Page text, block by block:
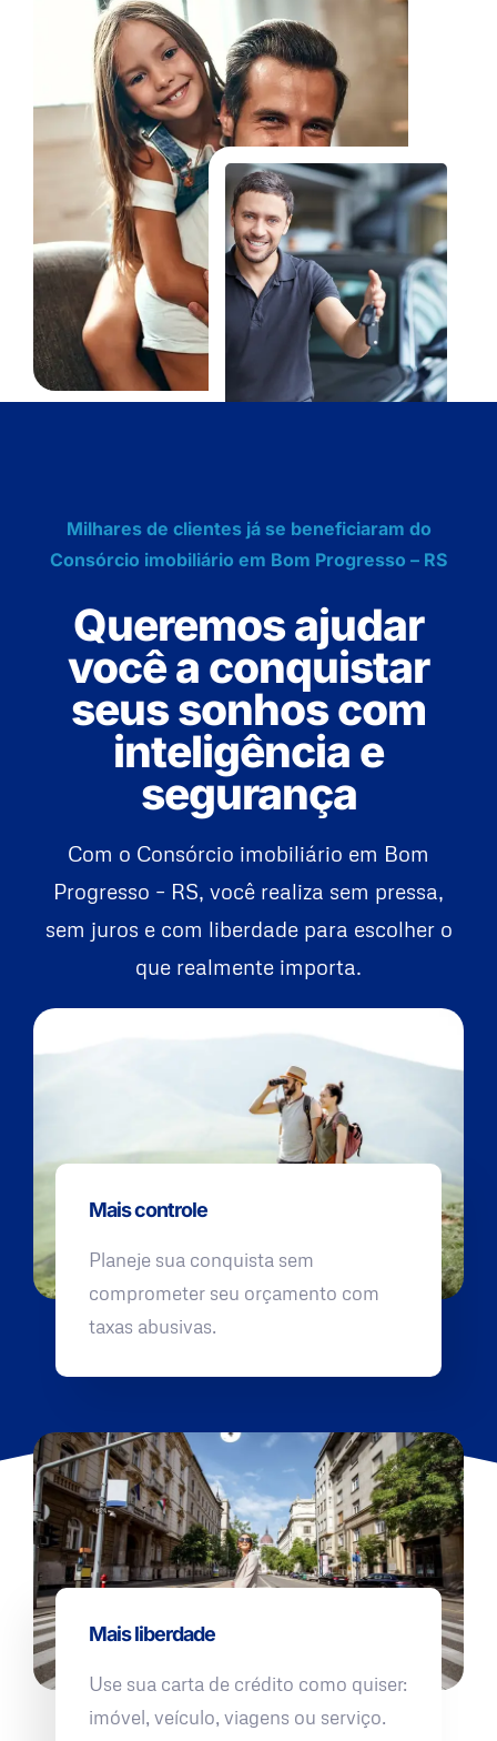
Milhares de clientes já se beneficiaram do
Consórcio imobiliário em Bom Progresso – RS
Queremos ajudar
você a conquistar
seus sonhos com
inteligência e
segurança
Com o Consórcio imobiliário em Bom
Progresso – RS, você realiza sem pressa,
sem juros e com liberdade para escolher o
que realmente importa.
Mais controle
Planeje sua conquista sem
comprometer seu orçamento com
taxas abusivas.
Mais liberdade
Use sua carta de crédito como quiser:
imóvel, veículo, viagens ou serviço.